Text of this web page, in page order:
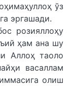
ўз
эргашади.
розияллоҳу
ҳам ана шу
Аллоҳ таоло
васаллам
олиш